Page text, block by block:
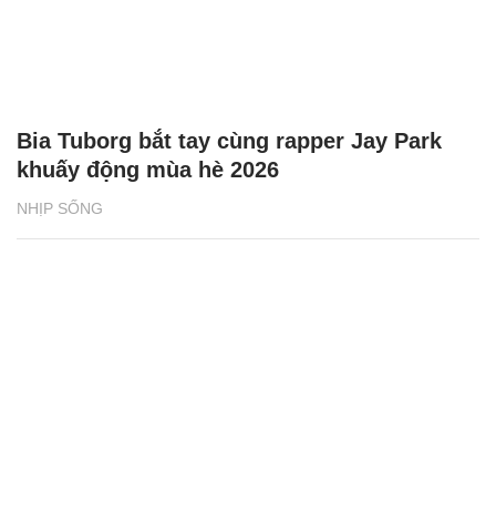
NHỊP SỐNG
Bia Tuborg bắt tay cùng rapper Jay Park
khuấy động mùa hè 2026